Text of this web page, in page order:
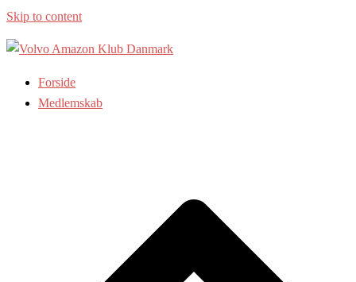
Skip to content
Forside
Medlemskab